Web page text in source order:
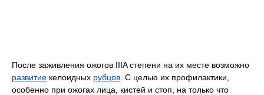
После заживления ожогов IIIA степени на их месте возможно
развитие келоидных рубцов . С целью их профилактики,
особенно при ожогах лица, кистей и стоп, на только что